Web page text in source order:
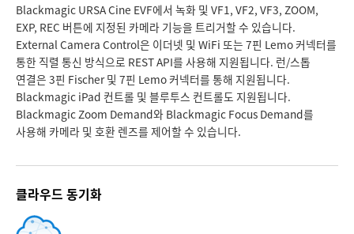
Blackmagic URSA Cine EVF에서 녹화 및 VF1, VF2, VF3, ZOOM,
EXP, REC 버튼에 지정된 카메라 기능을 트리거할 수 있습니다.
External Camera Control은 이더넷 및 WiFi 또는 7핀 Lemo 커넥터를
통한 직렬 통신 방식으로 REST API를 사용해 지원됩니다. 런/스톱
연결은 3핀 Fischer 및 7핀 Lemo 커넥터를 통해 지원됩니다.
Blackmagic iPad 컨트롤 및 블루투스 컨트롤도 지원됩니다.
Blackmagic Zoom Demand와 Blackmagic Focus Demand를
사용해 카메라 및 호환 렌즈를 제어할 수 있습니다.
클라우드 동기화